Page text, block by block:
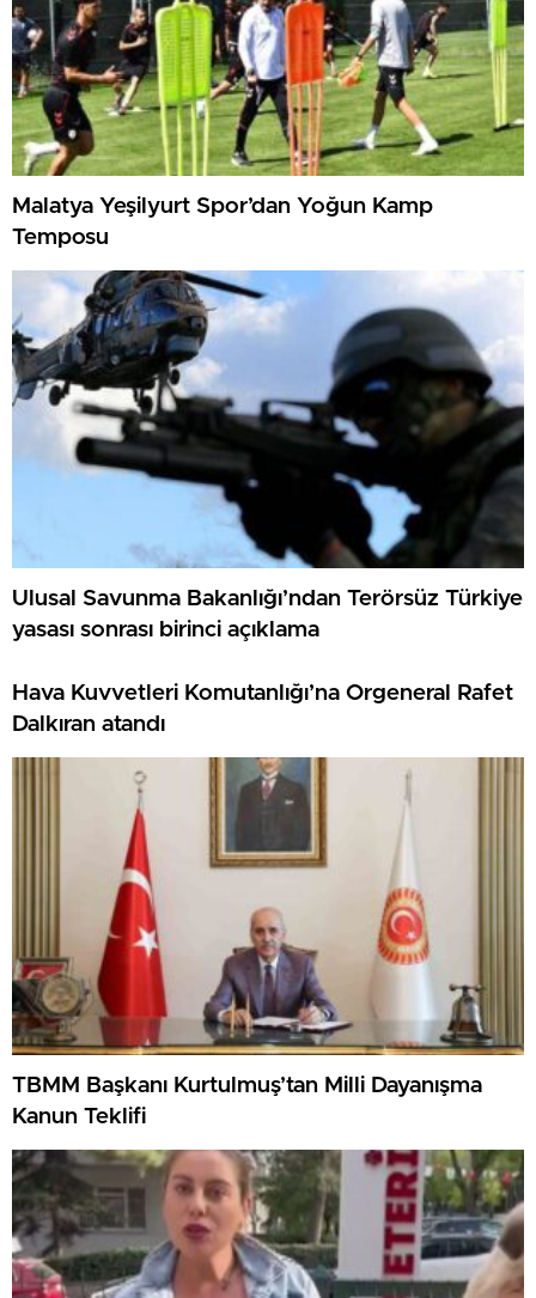
Malatya Yeşilyurt Spor’dan Yoğun Kamp
Temposu
Ulusal Savunma Bakanlığı’ndan Terörsüz Türkiye
yasası sonrası birinci açıklama
Hava Kuvvetleri Komutanlığı’na Orgeneral Rafet
Dalkıran atandı
TBMM Başkanı Kurtulmuş’tan Milli Dayanışma
Kanun Teklifi